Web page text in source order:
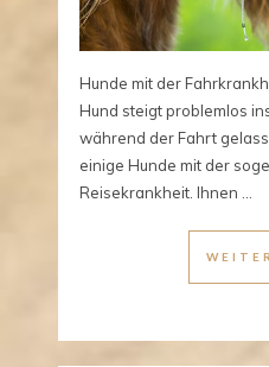
Hunde mit der
Hund steigt problemlos
während der Fahrt
einige Hunde mit der
Reisekrankheit. Ihnen ...